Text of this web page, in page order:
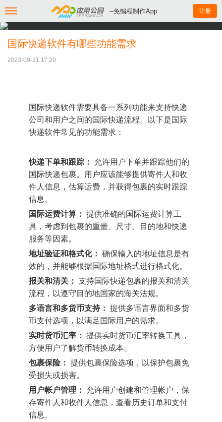
--免编程制作App 注册
国际快递软件有哪些功能需求
2023-09-21 17:20
国际快递软件需要具备一系列功能来支持快递
公司和用户之间的国际快递流程。以下是国际
快递软件常见的功能需求：
快递下单和跟踪： 允许用户下单并跟踪他们的
国际快递包裹。用户应该能够提供寄件人和收
件人信息，估算运费，并获得包裹的实时跟踪
信息。
国际运费计算： 提供准确的国际运费计算工
具，考虑到包裹的重量、尺寸、目的地和快递
服务等因素。
地址验证和格式化： 确保输入的地址信息是有
效的，并能够根据国际地址格式进行格式化。
报关和清关： 支持国际快递包裹的报关和清关
流程，以遵守目的地国家的海关法规。
多语言和多货币支持： 提供多语言界面和多货
币支付选项，以满足国际用户的需求。
实时货币汇率： 提供实时货币汇率转换工具，
方便用户了解货币转换成本。
包裹保险： 提供包裹保险选项，以保护包裹免
受损失或损害。
用户帐户管理： 允许用户创建和管理帐户，保
存寄件人和收件人信息，查看历史订单和支付
信息。